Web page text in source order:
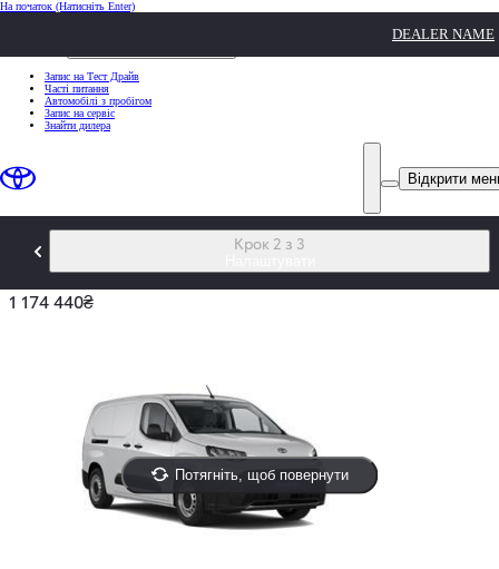
На початок (Натисніть Enter)
DEALER NAME
Запис на Тест Драйв
Часті питання
Автомобілі з пробігом
Запис на сервіс
Знайти дилера
Відкрити
Крок 2 з 3
PROACE CITY
1 174 440₴
Потягніть, щоб повернути